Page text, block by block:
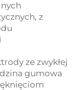
z
ze zwykłej
gumowa